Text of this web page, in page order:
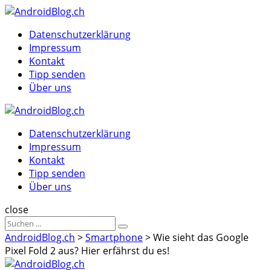
Menu
MenuDatenschutzerklärung
Impressum
Kontakt
Tipp senden
Über uns
Datenschutzerklärung
Impressum
Kontakt
Tipp senden
Über uns
Suche
close
Sucheergebnisse
für
Suche
AndroidBlog.ch >Smartphone>Wie sieht das Google
Pixel Fold 2 aus? Hier erfährst du es!